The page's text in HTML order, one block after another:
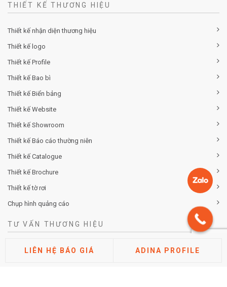
THIẾT KẾ THƯƠNG HIỆU
Thiết kế nhận diện thương hiệu
Thiết kế logo
Thiết kế Profile
Thiết kế Bao bì
Thiết kế Biển bảng
Thiết kế Website
Thiết kế Showroom
Thiết kế Báo cáo thường niên
Thiết kế Catalogue
Thiết kế Brochure
Thiết kế tờ rơi
Chụp hình quảng cáo
TƯ VẤN THƯƠNG HIỆU
Tư vấn chiến lược khác biệt hóa thương hiệu
LIÊN HỆ BÁO GIÁ ADINA PROFILE